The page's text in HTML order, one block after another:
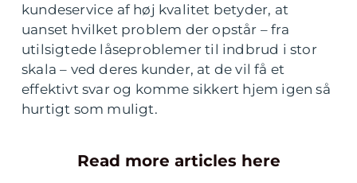
kundeservice af høj kvalitet betyder, at
uanset hvilket problem der opstår – fra
utilsigtede låseproblemer til indbrud i stor
skala – ved deres kunder, at de vil få et
effektivt svar og komme sikkert hjem igen så
hurtigt som muligt.
Read more articles here